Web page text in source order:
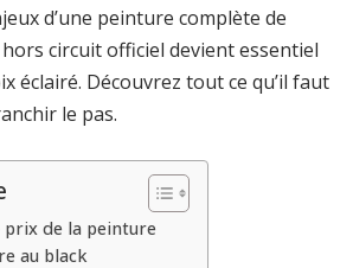
d’une peinture complète de
circuit officiel devient essentiel
éclairé. Découvrez tout ce qu’il faut
le pas.
de la peinture
au black